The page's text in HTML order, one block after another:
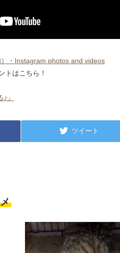
・Instagram photos and videos
トはこちら！
♪』
ツイート